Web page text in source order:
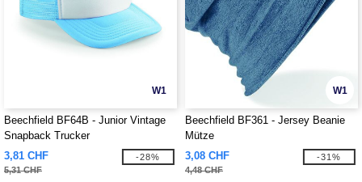
W1
Beechfield BF64B - Junior Vintage
Snapback Trucker
3,81 CHF
5,31 CHF
-28%
W1
Beechfield BF361 - Jersey Beanie
Mütze
3,08 CHF
4,48 CHF
-31%